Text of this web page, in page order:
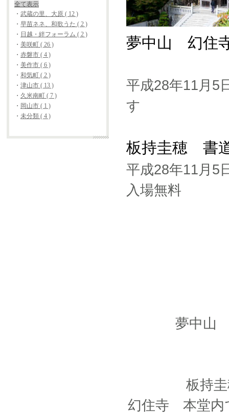
全て表示
・ 武蔵の里、大原 ( 12 )
・ 早苗ネネ、和歌うた ( 2 )
・ 日越・絆フォーラム ( 2 )
・ 美咲町 ( 26 )
・ 赤磐市 ( 4 )
・ 美作市 ( 6 )
・ 和気町 ( 2 )
・ 津山市 ( 13 )
・ 久米南町 ( 7 )
・ 岡山市 ( 1 )
・ 未分類 ( 4 )
夢中山 幻住
平成28年11月5
す
板持圭穂 書
平成28年11月
入場無料
夢中山
板持
幻住寺 本堂内